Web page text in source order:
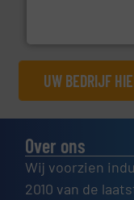
UW BEDRIJF
Over ons
Wij voorzien
2010 van de